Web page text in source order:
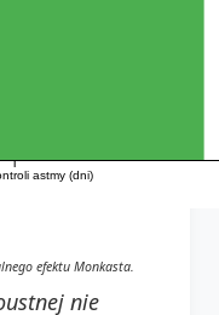
astmy (dni)
efektu Monkasta.
nie